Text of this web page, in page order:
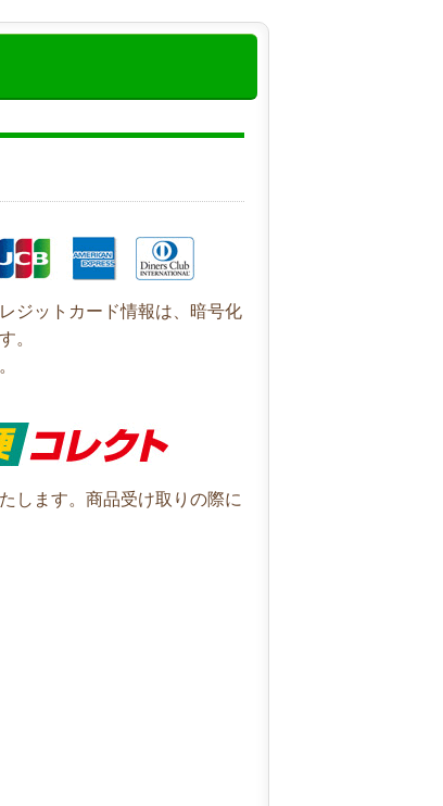
ジットカード情報は、暗号化
。
します。商品受け取りの際に